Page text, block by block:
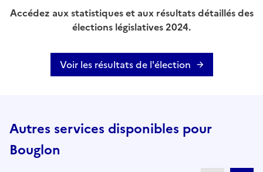
Accédez aux statistiques et aux résultats détaillés des
élections législatives 2024.
Voir les résultats de l'élection
Autres services disponibles pour
Bouglon